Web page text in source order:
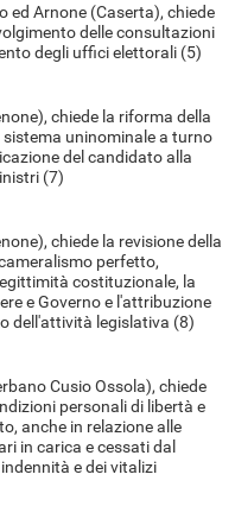
ed Arnone (Caserta), chiede
delle consultazioni
degli uffici elettorali (5)
chiede la riforma della
uninominale a turno
del candidato alla
(7)
chiede la revisione della
perfetto,
costituzionale, la
e Governo e l'attribuzione
dell'attività legislativa (8)
Cusio Ossola), chiede
personali di libertà e
anche in relazione alle
in carica e cessati dal
e dei vitalizi